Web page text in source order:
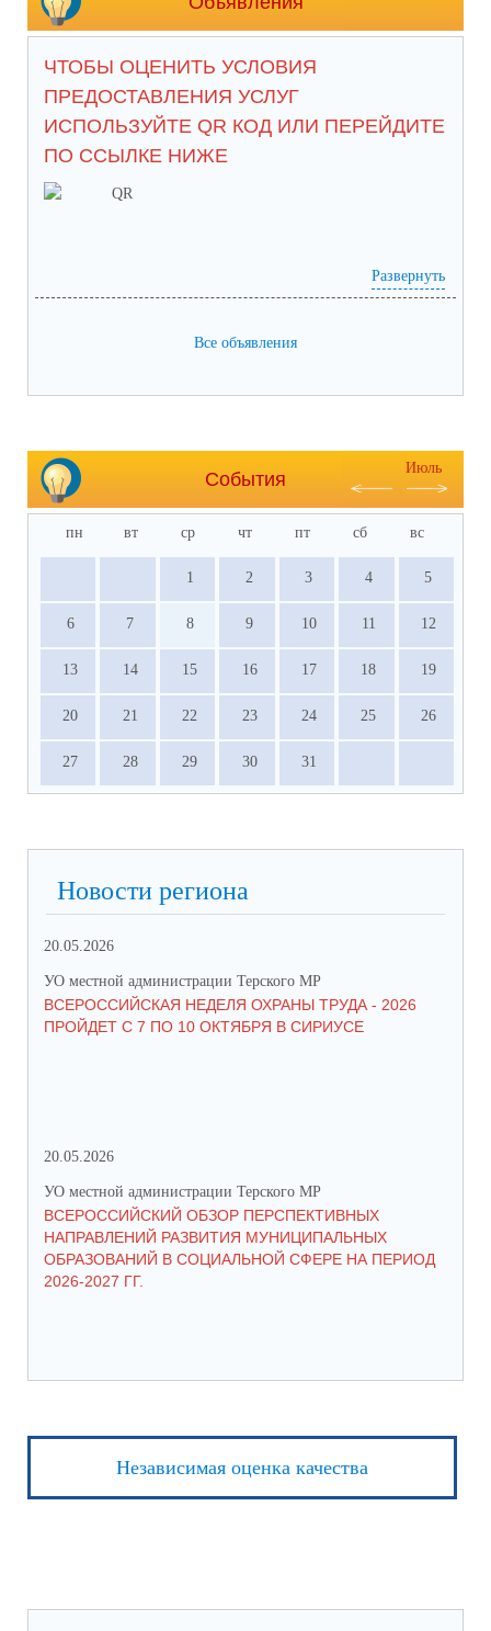
ЧТОБЫ ОЦЕНИТЬ УСЛОВИЯ
ПРЕДОСТАВЛЕНИЯ УСЛУГ
ИСПОЛЬЗУЙТЕ QR КОД ИЛИ ПЕРЕЙДИТЕ
ПО ССЫЛКЕ НИЖЕ
Развернуть
Все объявления
События
Июль
пн вт ср чт пт сб вс
1 2 3 4 5
6 7 8 9 10 11 12
13 14 15 16 17 18 19
20 21 22 23 24 25 26
27 28 29 30 31
Новости региона
20.05.2026
УО местной администрации Терского МР
ВСЕРОССИЙСКАЯ НЕДЕЛЯ ОХРАНЫ ТРУДА - 2026
ПРОЙДЕТ С 7 ПО 10 ОКТЯБРЯ В СИРИУСЕ
20.05.2026
УО местной администрации Терского МР
ВСЕРОССИЙСКИЙ ОБЗОР ПЕРСПЕКТИВНЫХ
НАПРАВЛЕНИЙ РАЗВИТИЯ МУНИЦИПАЛЬНЫХ
ОБРАЗОВАНИЙ В СОЦИАЛЬНОЙ СФЕРЕ НА ПЕРИОД
2026-2027 ГГ.
Независимая оценка качества